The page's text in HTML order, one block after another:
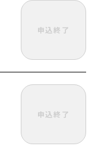
申込終了
申込終了